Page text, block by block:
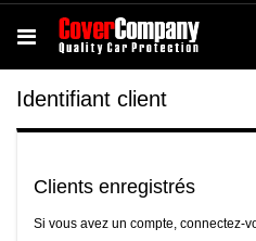
Identifiant client
Clients enregistrés
Si vous avez un compte, connectez-